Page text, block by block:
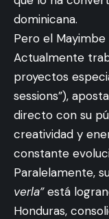
dominicana.
Pero el
Actualmente
proyectos
sessions”),
directo con su
creatividad y
constante
Paralelamente,
verla”está
Honduras,